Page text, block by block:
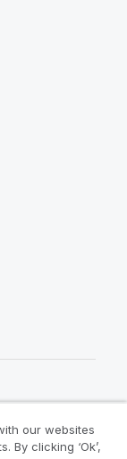
our websites
By clicking ‘Ok’,